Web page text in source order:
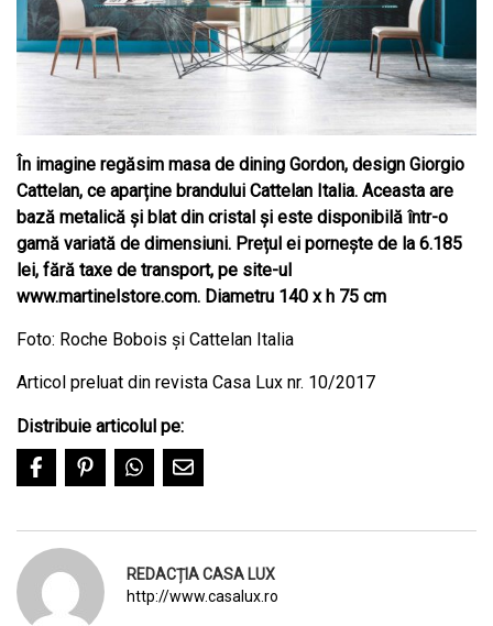
În imagine regăsim masa de dining Gordon, design Giorgio
Cattelan, ce aparține brandului Cattelan Italia. Aceasta are
bază metalică și blat din cristal și este disponibilă într-o
gamă variată de dimensiuni. Prețul ei pornește de la 6.185
lei, fără taxe de transport, pe site-ul
www.martinelstore.com. Diametru 140 x h 75 cm
Foto: Roche Bobois și Cattelan Italia
Articol preluat din revista Casa Lux nr. 10/2017
Distribuie articolul pe:
REDACȚIA CASA LUX
http://www.casalux.ro